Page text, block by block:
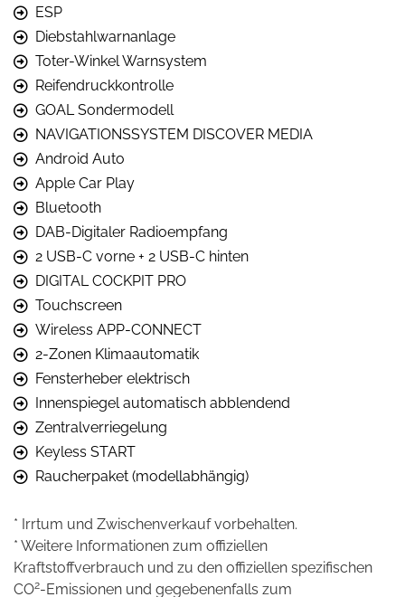
ESP
Diebstahlwarnanlage
Toter-Winkel Warnsystem
Reifendruckkontrolle
GOAL Sondermodell
NAVIGATIONSSYSTEM DISCOVER MEDIA
Android Auto
Apple Car Play
Bluetooth
DAB-Digitaler Radioempfang
2 USB-C vorne + 2 USB-C hinten
DIGITAL COCKPIT PRO
Touchscreen
Wireless APP-CONNECT
2-Zonen Klimaautomatik
Fensterheber elektrisch
Innenspiegel automatisch abblendend
Zentralverriegelung
Keyless START
Raucherpaket (modellabhängig)
* Irrtum und Zwischenverkauf vorbehalten.
* Weitere Informationen zum offiziellen
Kraftstoffverbrauch und zu den offiziellen spezifischen
CO2-Emissionen und gegebenenfalls zum